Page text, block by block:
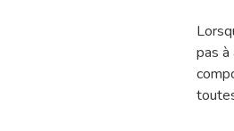
pas